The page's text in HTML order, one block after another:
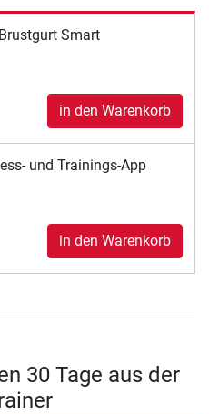
Smart
in den Warenkorb
und Trainings-App
in den Warenkorb
30 Tage aus der